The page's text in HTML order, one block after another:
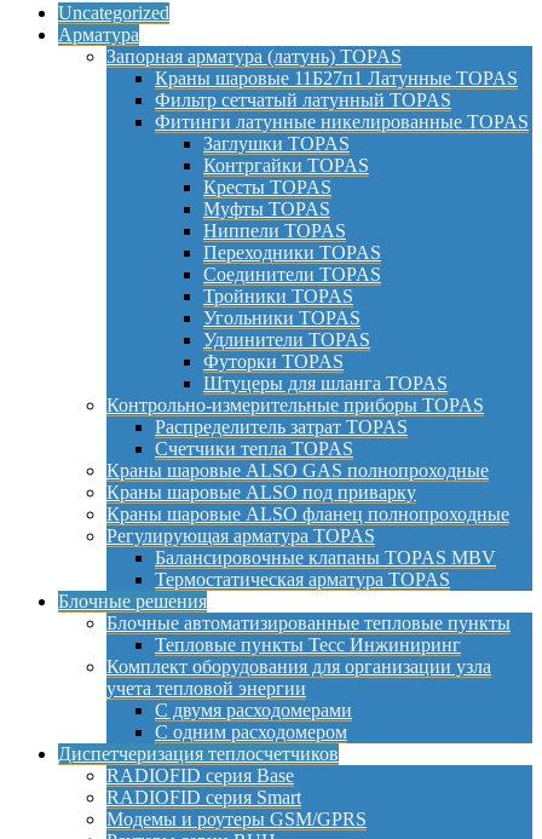
Uncategorized
Арматура
Запорная арматура (латунь) TOPAS
Краны шаровые 11Б27п1 Латунные TOPAS
Фильтр сетчатый латунный TOPAS
Фитинги латунные никелированные TOPAS
Заглушки TOPAS
Контргайки TOPAS
Кресты TOPAS
Муфты TOPAS
Ниппели TOPAS
Переходники TOPAS
Соединители TOPAS
Тройники TOPAS
Угольники TOPAS
Удлинители TOPAS
Футорки TOPAS
Штуцеры для шланга TOPAS
Контрольно-измерительные приборы TOPAS
Распределитель затрат TOPAS
Счетчики тепла TOPAS
Краны шаровые ALSO GAS полнопроходные
Краны шаровые ALSO под приварку
Краны шаровые ALSO фланец полнопроходные
Регулирующая арматура TOPAS
Балансировочные клапаны TOPAS MBV
Термостатическая арматура TOPAS
Блочные решения
Блочные автоматизированные тепловые пункты
Тепловые пункты Тесс Инжиниринг
Комплект оборудования для организации узла
учета тепловой энергии
С двумя расходомерами
С одним расходомером
Диспетчеризация теплосчетчиков
RADIOFID серия Base
RADIOFID серия Smart
Модемы и роутеры GSM/GPRS